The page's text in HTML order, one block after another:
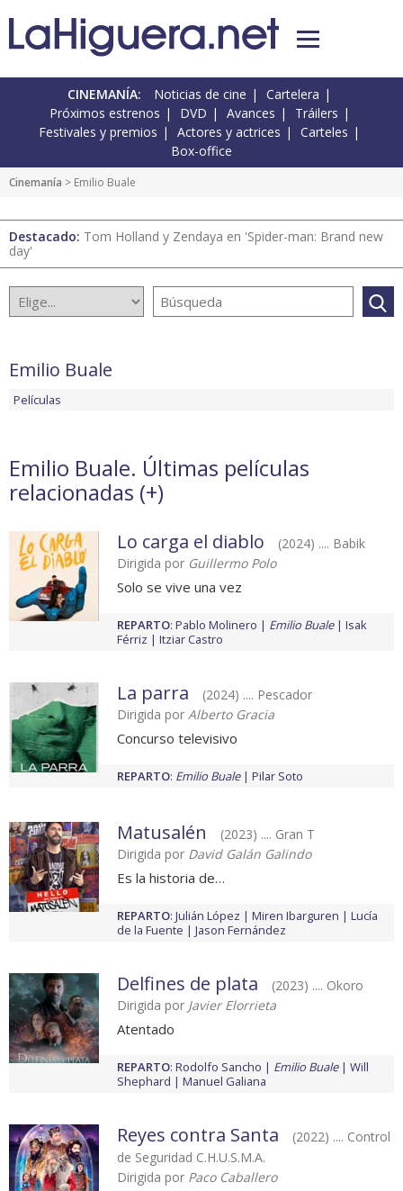
CINEMANÍA: Noticias de cine
Cartelera
Próximos estrenos
DVD Avances
Tráilers
Festivales y premios
Actores y actrices
Carteles
Box-office
Cinemanía > Emilio Buale
Destacado: Tom Holland y Zendaya en 'Spider-man: Brand new
day'
Emilio Buale
Películas
Emilio Buale. Últimas películas
relacionadas (+)
Lo carga el diablo
(2024) .... Babik
Dirigida por Guillermo Polo
Solo se vive una vez
REPARTO: Pablo Molinero Emilio Buale
Isak
Férriz
Itziar Castro
La parra
(2024) .... Pescador
Dirigida por Alberto Gracia
Concurso televisivo
REPARTO: Emilio Buale Pilar Soto
Matusalén
(2023) .... Gran T
Dirigida por David Galán Galindo
Es la historia de…
REPARTO: Julián López Miren Ibarguren
Lucía
de la Fuente
Jason Fernández
Delfines de plata
(2023) .... Okoro
Dirigida por Javier Elorrieta
Atentado
REPARTO: Rodolfo Sancho Emilio Buale
Will
Shephard
Manuel Galiana
Reyes contra Santa
(2022) .... Control
de Seguridad C.H.U.S.M.A.
Dirigida por Paco Caballero